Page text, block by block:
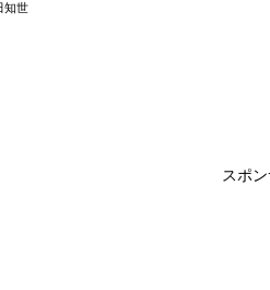
知世
スポ